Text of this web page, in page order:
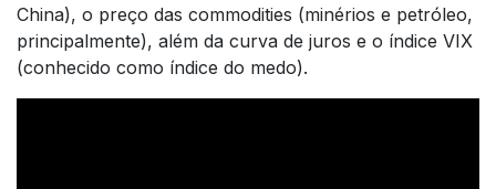
China), o preço das commodities (minérios e petróleo,
principalmente), além da curva de juros e o índice VIX
(conhecido como índice do medo).